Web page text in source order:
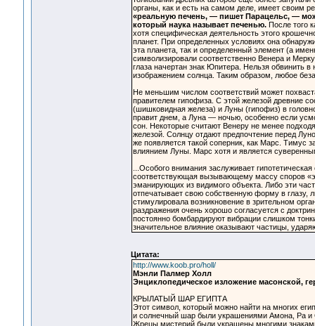
органы, как и есть на самом деле, имеет своим
«реальную печень, — пишет Парацельс, —
который наука называет печенью.После того
хотя специфическая деятельность этого
планет. При определенных условиях она
эта планета, так и определенный элемент (а
символизировали соответственно Венера и
глаза начертан знак Юпитера. Нельзя обвинить
изображением солнца. Таким образом, любое
Не меньшим числом соответствий может
правителем гипофиза. С этой железой древние
(шишковидная железа) и Луны (гипофиз) в
правит днем, а Луна — ночью, особенно если
сон. Некоторые считают Венеру не менее
железой. Солнцу отдают предпочтение перед
же появляется такой соперник, как Марс. Тимус
влиянием Луны. Марс хотя и является
...Особого внимания заслуживает
соответствующая вызывающему массу споров
эманирующих из видимого объекта. Либо эти
отпечатывает свою собственную форму в глазу,
стимулировала возникновение в зрительном
раздражения очень хорошо согласуется с
постоянно бомбардируют вибрации слишком
значительное влияние оказывают частицы,
Цитата:
http://www.koob.pro/holl/
Мэнли Палмер Холл
Энциклопедическое изложение масонской,
КРЫЛАТЫЙ ШАР ЕГИПТА
Этот символ, который можно найти на многих
и солнечный шар были украшениями Амона, Ра
Жрецы мистерий были украшены многими